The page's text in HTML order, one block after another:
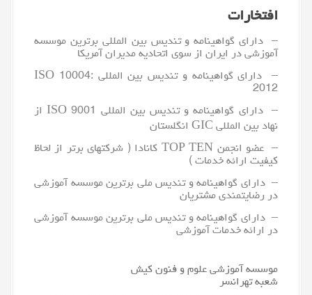
افتخارات
– دارای گواهینامه و تندیس بین المللی برترین موسسه
آموزشی در ایران از سوی اتحادیه مدیران آمریکا
– دارای گواهینامه و تندیس بین المللی ISO 10004:
2012
– دارای گواهینامه و تندیس بین المللی ISO 9001 از
نهاد بین المللی GIC انگلستان
– عضو انجمن TOP TEN کانادا ( شرکتهای برتر از لحاظ
کیفیت ارائه خدمات )
– دارای گواهینامه و تندیس ملی برترین موسسه آموزشی
در رضایتمندی مشتریان
– دارای گواهینامه و تندیس ملی برترین موسسه آموزشی
در ارائه خدمات آموزشی
موسسه آموزشی علوم و فنون کیش
شعبه تهرانسر